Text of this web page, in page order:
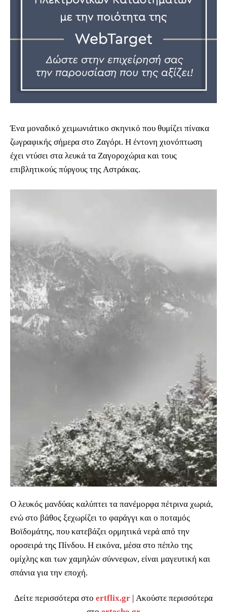
Ένα μοναδικό χειμωνιάτικο σκηνικό που θυμίζει πίνακα
ζωγραφικής σήμερα στο Ζαγόρι. Η έντονη χιονόπτωση
έχει ντύσει στα λευκά τα Ζαγοροχώρια και τους
επιβλητικούς πύργους της Αστράκας.
Ο λευκός μανδύας καλύπτει τα πανέμορφα πέτρινα χωριά,
ενώ στο βάθος ξεχωρίζει το φαράγγι και ο ποταμός
Βοϊδομάτης, που κατεβάζει ορμητικά νερά από την
οροσειρά της Πίνδου. Η εικόνα, μέσα στο πέπλο της
ομίχλης και των χαμηλών σύννεφων, είναι μαγευτική και
σπάνια για την εποχή.
Δείτε περισσότερα στο ertflix.gr | Ακούστε περισσότερα